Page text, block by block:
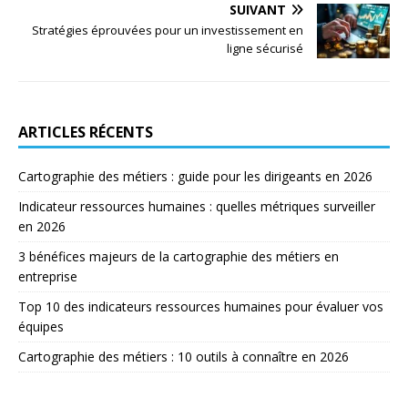
SUIVANT
Stratégies éprouvées pour un investissement en
ligne sécurisé
ARTICLES RÉCENTS
Cartographie des métiers : guide pour les dirigeants en 2026
Indicateur ressources humaines : quelles métriques surveiller
en 2026
3 bénéfices majeurs de la cartographie des métiers en
entreprise
Top 10 des indicateurs ressources humaines pour évaluer vos
équipes
Cartographie des métiers : 10 outils à connaître en 2026